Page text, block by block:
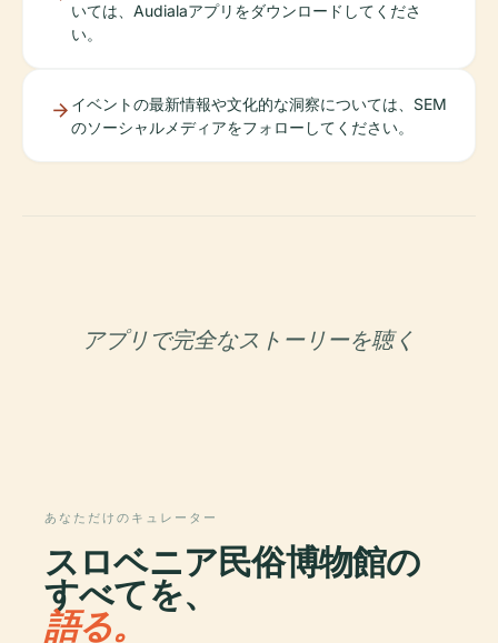
いては、Audialaアプリをダウンロードしてくださ
い。
イベントの最新情報や文化的な洞察については、SEM
のソーシャルメディアをフォローしてください。
アプリで完全なストーリーを聴く
あなただけのキュレーター
スロベニア民俗博物館の
すべてを、
語る。